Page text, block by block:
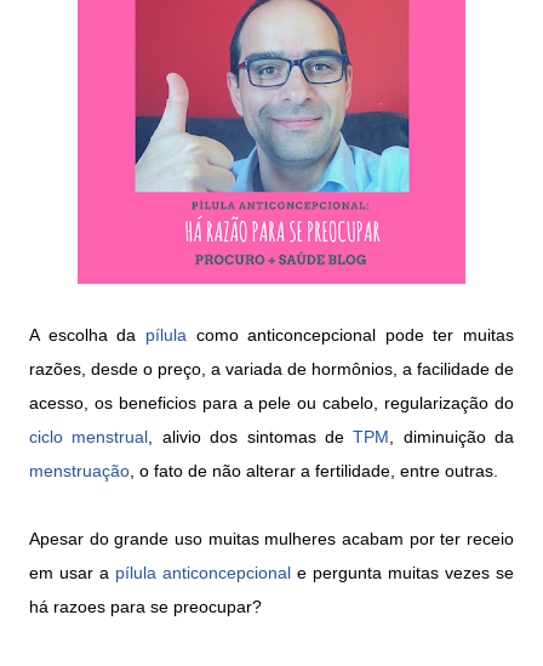
A escolha da pílula como anticoncepcional pode ter muitas
razões, desde o preço, a variada de hormônios, a facilidade de
acesso, os beneficios para a pele ou cabelo, regularização do
ciclo menstrual , alivio dos sintomas deTPM , diminuição da
menstruação , o fato de não alterar a fertilidade, entre outras.
Apesar do grande uso muitas mulheres acabam por ter receio
em usar a pílula anticoncepcional e pergunta muitas vezes se
há razoes para se preocupar?